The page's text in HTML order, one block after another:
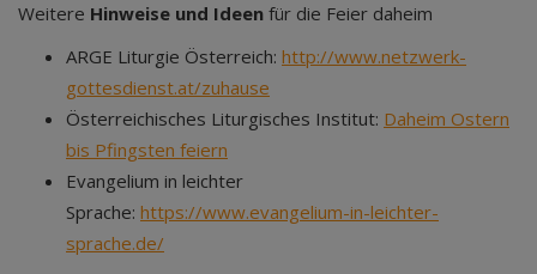
Weitere Hinweise und Ideen für die Feier daheim
ARGE Liturgie Österreich: http://www.netzwerk-
gottesdienst.at/zuhause
Österreichisches Liturgisches Institut: Daheim Ostern
bis Pfingsten feiern
Evangelium in leichter
Sprache: https://www.evangelium-in-leichter-
sprache.de/